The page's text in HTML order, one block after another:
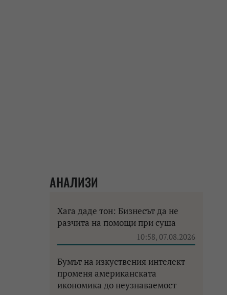
АНАЛИЗИ
Хага даде тон: Бизнесът да не
разчита на помощи при суша
10:58, 07.08.2026
Бумът на изкуствения интелект
променя американската
икономика до неузнаваемост